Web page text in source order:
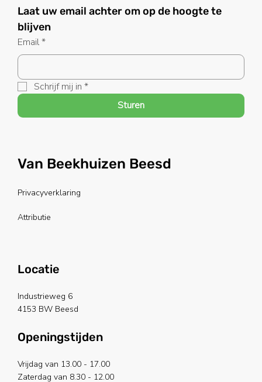
Van Beekhuizen Beesd
Privacyverklaring
Attributie
Locatie
Industrieweg 6
4153 BW Beesd
Openingstijden
Vrijdag van 13.00 - 17.00
Zaterdag van 8.30 - 12.00
Laat uw email achter om op de hoogte te
blijven
Email*
Schrijf mij in *
Sturen